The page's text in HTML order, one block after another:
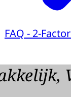
FAQ - 2-